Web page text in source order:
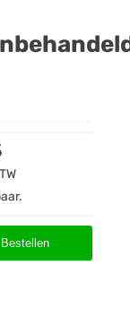
Bestellen